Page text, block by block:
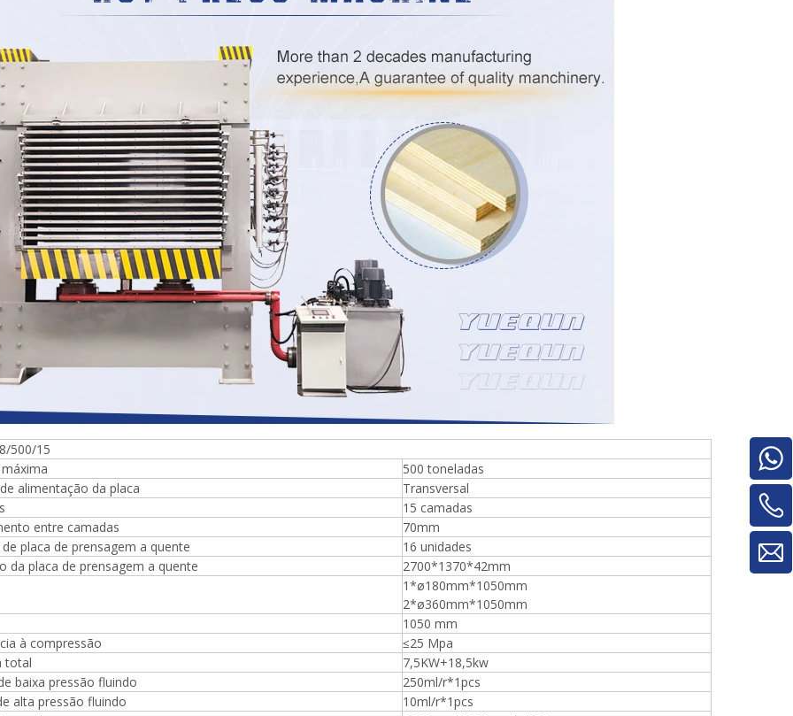
de cola para
rolos de placa de
muito dura e inquebrável,
fornecida com 2000kg
Máquina para fazer madeira
compensada Máquina de mesa
elevatória
Pilha de madeira compensada para
máquinas para trabalhar madeira para
material/máquina de rotatividade de
painel
500/15
500 toneladas
alimentação da placa
Transversal
15 camadas
entre camadas
70mm
placa de prensagem a quente
16 unidades
da placa de prensagem a quente
2700*1370*42mm
1*ø180mm*1050mm
2*ø360mm*1050mm
1050 mm
à compressão
≤25 Mpa
total
7,5KW+18,5kw
baixa pressão fluindo
250ml/r*1pcs
alta pressão fluindo
10ml/r*1pcs